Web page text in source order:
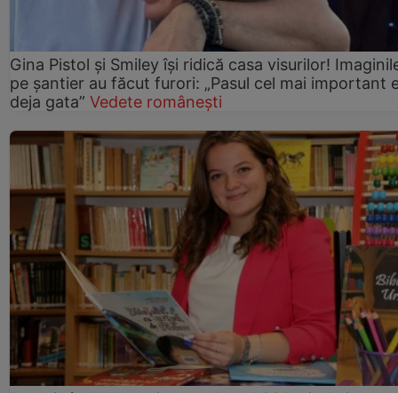
Gina Pistol și Smiley își ridică casa visurilor!
pe șantier au făcut furori: „Pasul cel mai important
deja gata” Vedete românești